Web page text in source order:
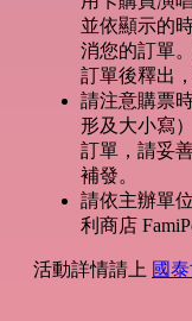
並依顯示的
消您的訂單
訂單後釋出
請注意購票
形及大小寫
訂單，請妥
補發。
請依主辦單
利商店
活動詳情請上 國